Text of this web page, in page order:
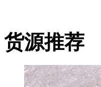
货源推荐